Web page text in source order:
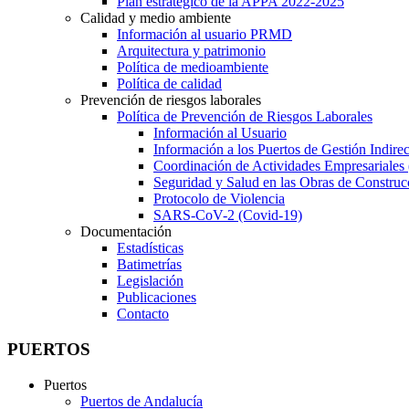
Calidad y medio ambiente
Información al usuario PRMD
Arquitectura y patrimonio
Política de medioambiente
Política de calidad
Prevención de riesgos laborales
Política de Prevención de Riesgos Laborales
Información al Usuario
Información a los Puertos de Gestión
Coordinación de Actividades
Seguridad y Salud en las Obras de
Protocolo de Violencia
SARS-CoV-2 (Covid-19)
Documentación
Estadísticas
Batimetrías
Legislación
Publicaciones
Contacto
PUERTOS
Puertos
Puertos de Andalucía